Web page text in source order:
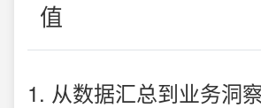
值
1. 从数据汇总到业务洞